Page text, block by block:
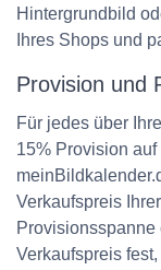
Hintergrundbild
Ihres Shops und
Provision und
Für jedes über
15% Provision
Verkaufspreis
Verkaufspreis